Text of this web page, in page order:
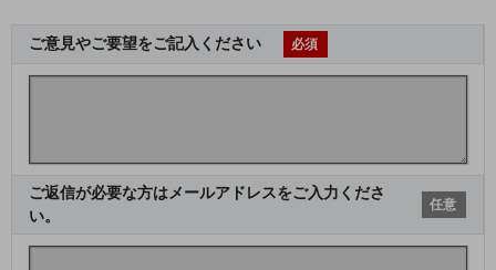
ご意見やご要望をご記入ください 必須
ご返信が必要な方はメールアドレスをご入力くださ
い。
任意